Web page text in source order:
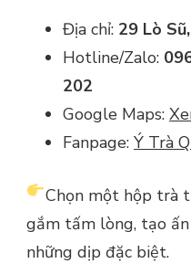
Địa chỉ: 29 Lò
Hotline/Zalo:
202
Google Maps:
Fanpage: Ý Trà
Chọn một hộp trà
gắm tấm lòng, tạo
những dịp đặc biệt.